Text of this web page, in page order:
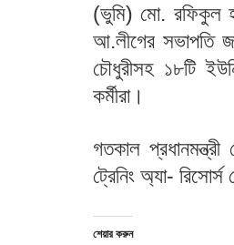
(ভুমি) মো. রফিকুল
আ.লীগের সভাপতি
চৌধুরীসহ ১৮টি
কর্মীরা।
গতকাল
ট্রেনিং অ্যা-
শেয়ার করুন